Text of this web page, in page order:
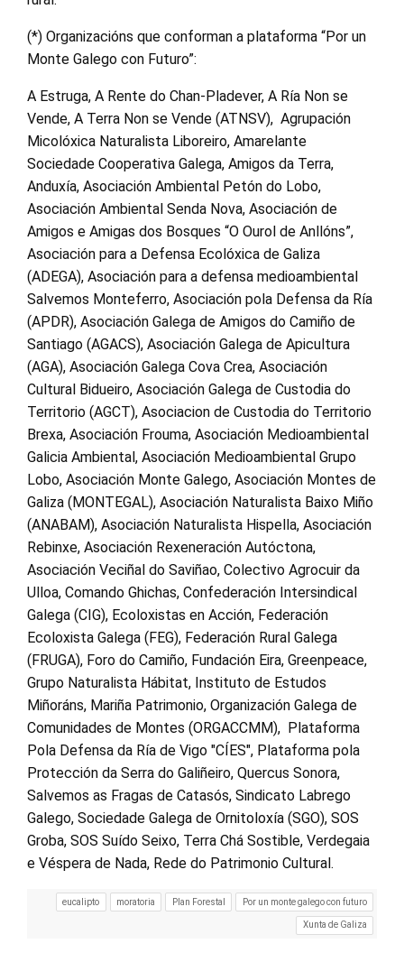
(*) Organizacións que conforman a plataforma “Por un
Monte Galego con Futuro”:
A Estruga, A Rente do Chan-Pladever, A Ría Non se
Vende, A Terra Non se Vende (ATNSV), Agrupación
Micolóxica Naturalista Liboreiro, Amarelante
Sociedade Cooperativa Galega, Amigos da Terra,
Anduxía, Asociación Ambiental Petón do Lobo,
Asociación Ambiental Senda Nova, Asociación de
Amigos e Amigas dos Bosques “O Ourol de Anllóns”,
Asociación para a Defensa Ecolóxica de Galiza
(ADEGA), Asociación para a defensa medioambiental
Salvemos Monteferro, Asociación pola Defensa da Ría
(APDR), Asociación Galega de Amigos do Camiño de
Santiago (AGACS), Asociación Galega de Apicultura
(AGA), Asociación Galega Cova Crea, Asociación
Cultural Bidueiro, Asociación Galega de Custodia do
Territorio (AGCT), Asociacion de Custodia do Territorio
Brexa, Asociación Frouma, Asociación Medioambiental
Galicia Ambiental, Asociación Medioambiental Grupo
Lobo, Asociación Monte Galego, Asociación Montes de
Galiza (MONTEGAL), Asociación Naturalista Baixo Miño
(ANABAM), Asociación Naturalista Hispella, Asociación
Rebinxe, Asociación Rexeneración Autóctona,
Asociación Veciñal do Saviñao, Colectivo Agrocuir da
Ulloa, Comando Ghichas, Confederación Intersindical
Galega (CIG), Ecoloxistas en Acción, Federación
Ecoloxista Galega (FEG), Federación Rural Galega
(FRUGA), Foro do Camiño, Fundación Eira, Greenpeace,
Grupo Naturalista Hábitat, Instituto de Estudos
Miñoráns, Mariña Patrimonio, Organización Galega de
Comunidades de Montes (ORGACCMM), Plataforma
Pola Defensa da Ría de Vigo "CÍES", Plataforma pola
Protección da Serra do Galiñeiro, Quercus Sonora,
Salvemos as Fragas de Catasós, Sindicato Labrego
Galego, Sociedade Galega de Ornitoloxía (SGO), SOS
Groba, SOS Suído Seixo, Terra Chá Sostible, Verdegaia
e Véspera de Nada, Rede do Patrimonio Cultural.
eucalipto moratoria Plan Forestal Por un monte galego con futuro
Xunta de Galiza